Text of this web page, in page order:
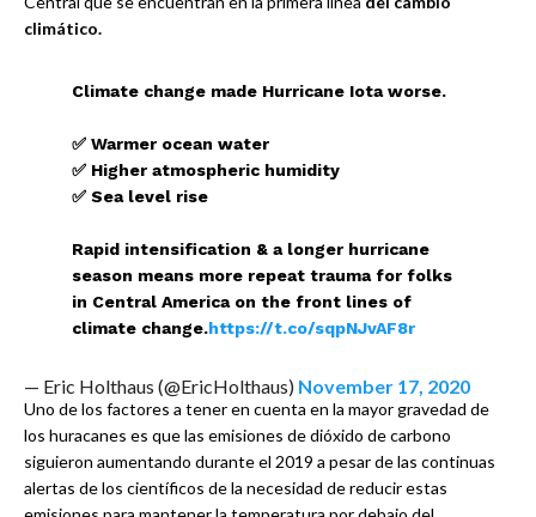
climático.
Climate change made Hurricane Iota worse.
✅ Warmer ocean water
✅ Higher atmospheric humidity
✅ Sea level rise
Rapid intensification & a longer hurricane
season means more repeat trauma for folks
in Central America on the front lines of
climate change.https://t.co/sqpNJvAF8r
— Eric Holthaus (@EricHolthaus) November 17, 2020
Uno de los factores a tener en cuenta en la mayor gravedad de
los huracanes es que las emisiones de dióxido de carbono
siguieron aumentando durante el 2019 a pesar de las continuas
alertas de los científicos de la necesidad de reducir estas